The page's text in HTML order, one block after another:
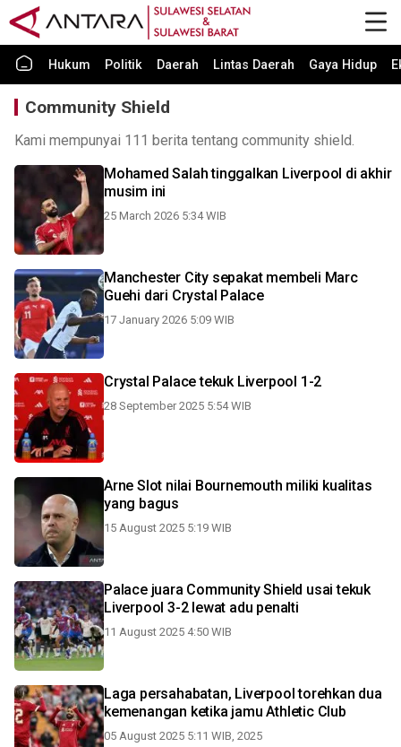
Hukum Politik Daerah Lintas Daerah Gaya Hidup
Community Shield
Kami mempunyai 111 berita tentang community shield.
Mohamed Salah tinggalkan Liverpool di akhir
musim ini
25 March 2026 5:34 WIB
Manchester City sepakat membeli Marc
Guehi dari Crystal Palace
17 January 2026 5:09 WIB
Crystal Palace tekuk Liverpool 1-2
28 September 2025 5:54 WIB
Arne Slot nilai Bournemouth miliki kualitas
yang bagus
15 August 2025 5:19 WIB
Palace juara Community Shield usai tekuk
Liverpool 3-2 lewat adu penalti
11 August 2025 4:50 WIB
Laga persahabatan, Liverpool torehkan dua
kemenangan ketika jamu Athletic Club
05 August 2025 5:11 WIB, 2025